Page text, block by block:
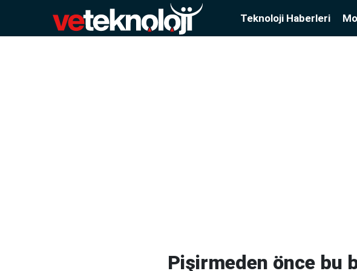
Teknoloji Haberleri
Pişirmeden önce bu